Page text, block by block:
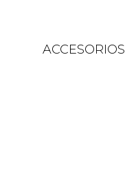
ACCESORIOS